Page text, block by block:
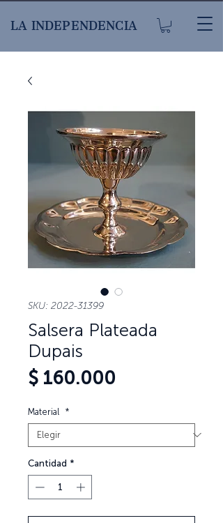
LA INDEPENDENCIA
SKU: 2022-31399
Salsera Plateada
Dupais
$ 160.000
Material *
Cantidad *